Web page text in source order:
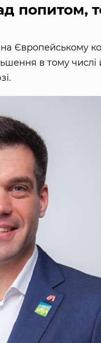
попитом,
Європейському
в тому числі